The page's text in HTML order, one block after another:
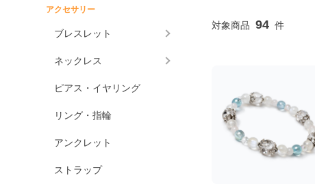
アクセサリー
ブレスレット
ネックレス
ピアス・イヤリング
リング・指輪
アンクレット
ストラップ
94